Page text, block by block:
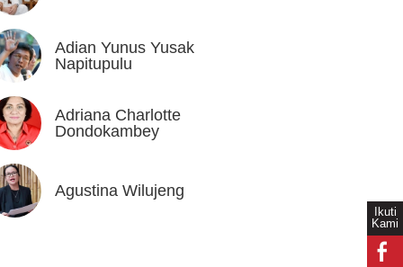
Ikuti
Kami
Adian Yunus Yusak
Napitupulu
Adriana Charlotte
Dondokambey
Agustina Wilujeng